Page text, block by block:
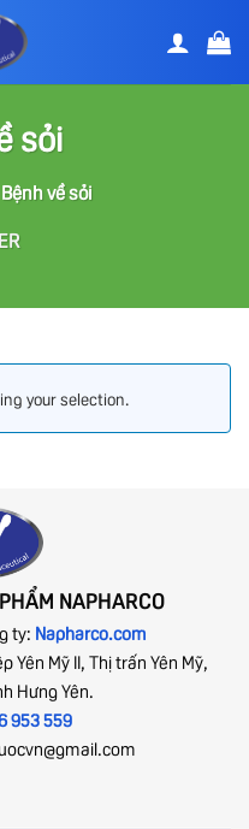
sỏi
Bệnh về sỏi
your selection.
NAPHARCO
ty: Napharco.com
Yên Mỹ II, Thị trấn Yên Mỹ,
Hưng Yên.
953 559